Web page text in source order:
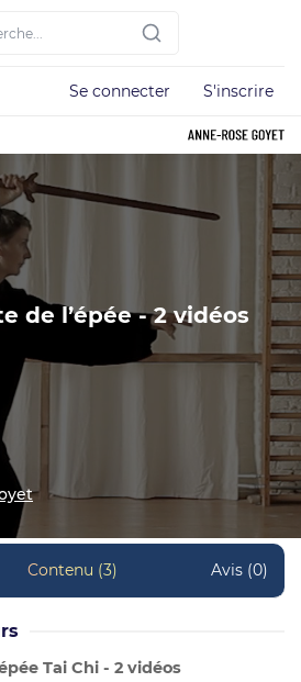
Se connecter S'inscrire
de l’épée - 2 vidéos
Contenu (3) Avis (0)
Tai Chi - 2 vidéos